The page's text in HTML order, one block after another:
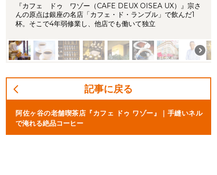
『カフェ ドゥ ワゾー（CAFE DEUX OISEA UX）』宗さ
んの原点は銀座の名店「カフェ・ド・ランブル」で飲んだ1
杯。そこで4年弱修業し、他店でも働いて独立
記事に戻る
阿佐ヶ谷の老舗喫茶店『カフェ ドゥ ワゾー』｜手縫いネル
で淹れる絶品コーヒー